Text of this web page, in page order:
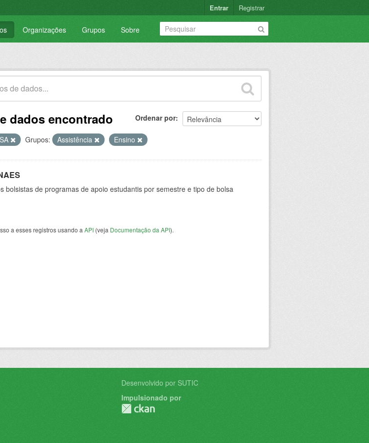
Entrar Registrar
Organizações Grupos Sobre
Ordenar por
dados encontrado
Grupos: Assistência Ensino
bolsistas de programas de apoio estudantis por semestre e tipo de bolsa
a esses registros usando a API (veja Documentação da API).
Desenvolvido por SUTIC
Impulsionado por